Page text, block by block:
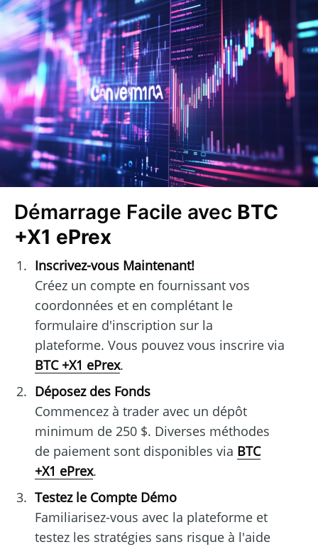
Démarrage Facile avec BTC
+X1 ePrex
Inscrivez-vous Maintenant!
Créez un compte en fournissant vos
coordonnées et en complétant le
formulaire d'inscription sur la
plateforme. Vous pouvez vous inscrire via
BTC +X1 ePrex.
Déposez des Fonds
Commencez à trader avec un dépôt
minimum de 250 $. Diverses méthodes
de paiement sont disponibles via BTC
+X1 ePrex.
Testez le Compte Démo
Familiarisez-vous avec la plateforme et
testez les stratégies sans risque à l'aide